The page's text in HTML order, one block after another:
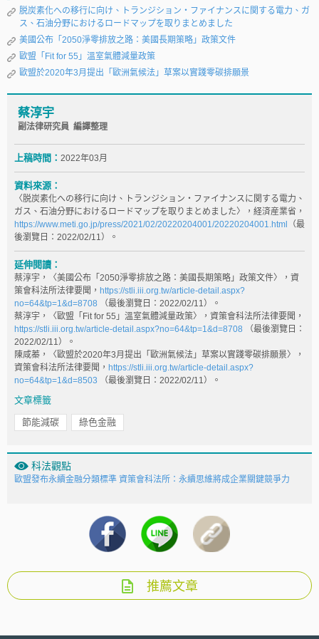
脱炭素化への移行に向け、トランジション・ファイナンスに関する電力、ガ
ス、石油分野におけるロードマップを取りまとめました
美國公布「2050淨零排放之路：美國長期策略」政策文件
歐盟「Fit for 55」溫室氣體減量政策
歐盟於2020年3月提出「歐洲氣候法」草案以實踐零碳排願景
蔡淳宇
副法律研究員 編譯整理
上稿時間： 2022年03月
資料來源：
〈脱炭素化への移行に向け、トランジション・ファイナンスに関する電力、
ガス、石油分野におけるロードマップを取りまとめました〉，経済産業省，
https://www.meti.go.jp/press/2021/02/20220204001/20220204001.html （最
後瀏覽日：2022/02/11）。
延伸閱讀：
蔡淳宇，〈美國公布「2050淨零排放之路：美國長期策略」政策文件〉，資
策會科法所法律要聞， https://stli.iii.org.tw/article-detail.aspx?
no=64&tp=1&d=8708 （最後瀏覽日：2022/02/11）。
蔡淳宇，〈歐盟「Fit for 55」溫室氣體減量政策〉，資策會科法所法律要聞，
https://stli.iii.org.tw/article-detail.aspx?no=64&tp=1&d=8708 （最後瀏覽日：
2022/02/11）。
陳咸蓁，〈歐盟於2020年3月提出「歐洲氣候法」草案以實踐零碳排願景〉，
資策會科法所法律要聞， https://stli.iii.org.tw/article-detail.aspx?
no=64&tp=1&d=8503
（最後瀏覽日：2022/02/11）。
文章標籤
節能減碳 綠色金融
科法觀點
歐盟發布永續金融分類標準 資策會科法所：永續思維將成企業關鍵競爭力
推薦文章